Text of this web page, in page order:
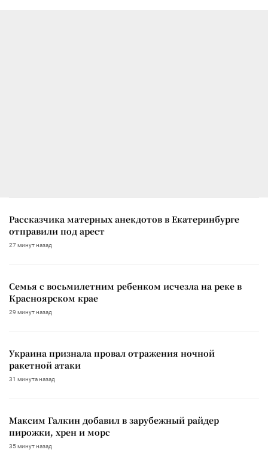
Рассказчика матерных анекдотов в Екатеринбурге
отправили под арест
27 минут назад
Семья с восьмилетним ребенком исчезла на реке в
Красноярском крае
29 минут назад
Украина признала провал отражения ночной
ракетной атаки
31 минута назад
Максим Галкин добавил в зарубежный райдер
пирожки, хрен и морс
35 минут назад